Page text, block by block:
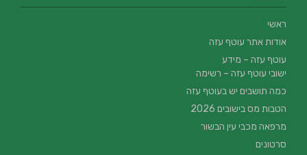
ראשי
אודות אתר עוטף עזה
עוטף עזה – מידע
ישובי עוטף עזה – רשימה
כמה תושבים יש בעוטף עזה
הטבות מס בישובים 2026
מרפאה מכבי עין הבשור
סרטונים